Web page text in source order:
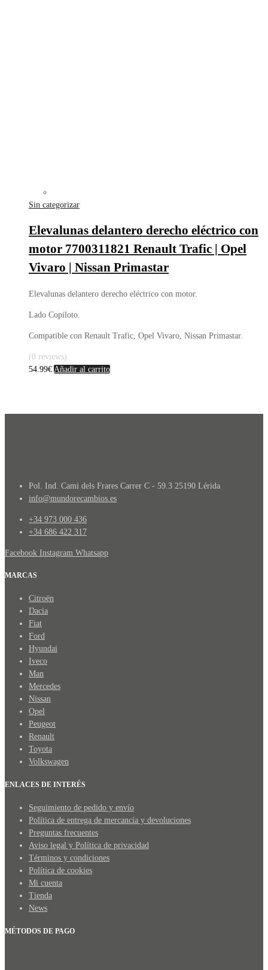
Sin categorizar
Elevalunas delantero derecho eléctrico con
motor 7700311821 Renault Trafic | Opel
Vivaro | Nissan Primastar
Elevalunas delantero derecho eléctrico con motor.
Lado Copiloto.
Compatible con Renault Trafic, Opel Vivaro, Nissan Primastar.
(0 reviews)
54.99€ Añadir al carrito
Pol. Ind. Cami dels Frares Carrer C - 59.3 25190 Lérida
info@mundorecambios.es
+34 973 000 436
+34 686 422 317
Facebook Instagram Whatsapp
MARCAS
Citroën
Dacia
Fiat
Ford
Hyundai
Iveco
Man
Mercedes
Nissan
Opel
Peugeot
Renault
Toyota
Volkswagen
ENLACES DE INTERÉS
Seguimiento de pedido y envío
Política de entrega de mercancía y devoluciones
Preguntas frecuentes
Aviso legal y Política de privacidad
Términos y condiciones
Política de cookies
Mi cuenta
Tienda
News
MÉTODOS DE PAGO